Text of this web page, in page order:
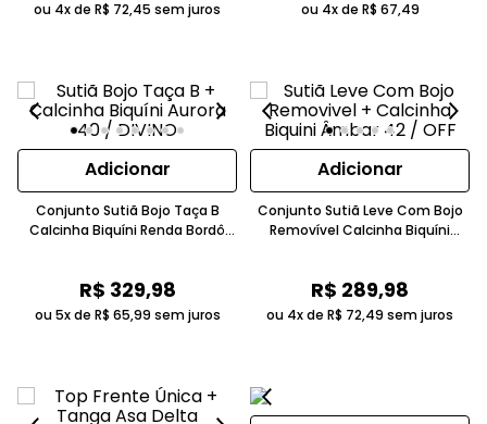
ou 4x de R$ 72,45 sem juros
ou 4x de R$ 67,49
Adicionar
Conjunto Sutiã Bojo Taça B
Calcinha Biquíni Renda Bordô
R$ 329,98
ou 5x de R$ 65,99 sem juros
Adicionar
Conjunto Sutiã Leve Com Bojo
Removível Calcinha Biquíni
R$ 289,98
ou 4x de R$ 72,49 sem juros